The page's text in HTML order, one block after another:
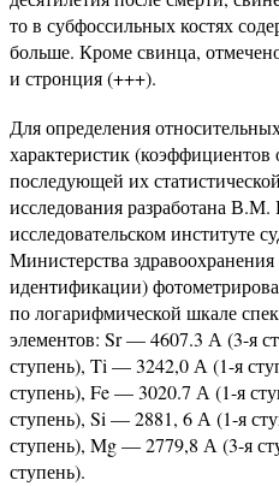
то в субфоссильных костях
больше. Кроме свинца,
и стронция (+++).
Для определения
характеристик
последующей их
исследования разработана
исследовательском институте
Министерства
идентификации)
по логарифмической шкале
элементов: Sr — 4607.3 А (3-я
ступень), Ti — 3242,0 А (1-я
ступень), Fe — 3020.7 А (1-я
ступень), Si — 2881, 6 А (1-я
ступень), Mg — 2779,8 А (3-я
ступень).